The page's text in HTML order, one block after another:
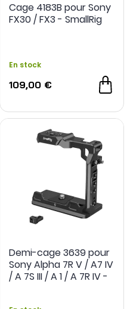
Cage 4183B pour Sony
FX30 / FX3 - SmallRig
En stock
109,00 €
Demi-cage 3639 pour
Sony Alpha 7R V / A7 IV
/ A 7S III / A 1 / A 7R IV -